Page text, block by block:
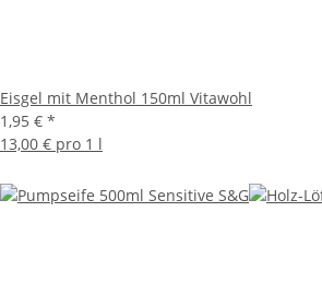
Eisgel mit Menthol 150ml Vitawohl
1,95 € *
13,00 € pro 1 l